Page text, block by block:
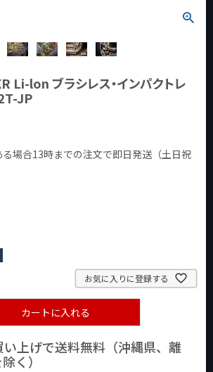
Li-lon ブラシレス・インパクトレ
JP
場合13時までの注文で即日発送（土日祝
お気に入りに登録する
カートに入れる
上げで送料無料（沖縄県、離
く）